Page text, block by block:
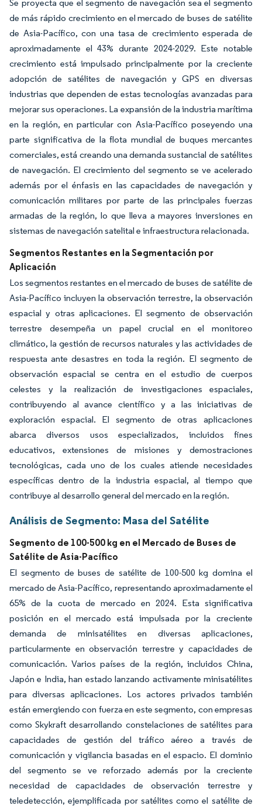
Se proyecta que el segmento de navegación sea el segmento
de más rápido crecimiento en el mercado de buses de satélite
de Asia-Pacífico, con una tasa de crecimiento esperada de
aproximadamente el 43% durante 2024-2029. Este notable
crecimiento está impulsado principalmente por la creciente
adopción de satélites de navegación y GPS en diversas
industrias que dependen de estas tecnologías avanzadas para
mejorar sus operaciones. La expansión de la industria marítima
en la región, en particular con Asia-Pacífico poseyendo una
parte significativa de la flota mundial de buques mercantes
comerciales, está creando una demanda sustancial de satélites
de navegación. El crecimiento del segmento se ve acelerado
además por el énfasis en las capacidades de navegación y
comunicación militares por parte de las principales fuerzas
armadas de la región, lo que lleva a mayores inversiones en
sistemas de navegación satelital e infraestructura relacionada.
Segmentos Restantes en la Segmentación por
Aplicación
Los segmentos restantes en el mercado de buses de satélite de
Asia-Pacífico incluyen la observación terrestre, la observación
espacial y otras aplicaciones. El segmento de observación
terrestre desempeña un papel crucial en el monitoreo
climático, la gestión de recursos naturales y las actividades de
respuesta ante desastres en toda la región. El segmento de
observación espacial se centra en el estudio de cuerpos
celestes y la realización de investigaciones espaciales,
contribuyendo al avance científico y a las iniciativas de
exploración espacial. El segmento de otras aplicaciones
abarca diversos usos especializados, incluidos fines
educativos, extensiones de misiones y demostraciones
tecnológicas, cada uno de los cuales atiende necesidades
específicas dentro de la industria espacial, al tiempo que
contribuye al desarrollo general del mercado en la región.
Análisis de Segmento: Masa del Satélite
Segmento de 100-500 kg en el Mercado de Buses de
Satélite de Asia-Pacífico
El segmento de buses de satélite de 100-500 kg domina el
mercado de Asia-Pacífico, representando aproximadamente el
65% de la cuota de mercado en 2024. Esta significativa
posición en el mercado está impulsada por la creciente
demanda de minisatélites en diversas aplicaciones,
particularmente en observación terrestre y capacidades de
comunicación. Varios países de la región, incluidos China,
Japón e India, han estado lanzando activamente minisatélites
para diversas aplicaciones. Los actores privados también
están emergiendo con fuerza en este segmento, con empresas
como Skykraft desarrollando constelaciones de satélites para
capacidades de gestión del tráfico aéreo a través de
comunicación y vigilancia basadas en el espacio. El dominio
del segmento se ve reforzado además por la creciente
necesidad de capacidades de observación terrestre y
teledetección, ejemplificada por satélites como el satélite de